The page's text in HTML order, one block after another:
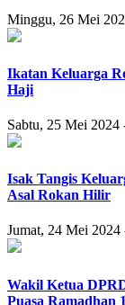
Minggu, 26 Mei
Ikatan Keluarga
Haji
Sabtu, 25 Mei
Isak Tangis
Asal Rokan Hilir
Jumat, 24 Mei
Wakil Ketua
Puasa Ramadhan